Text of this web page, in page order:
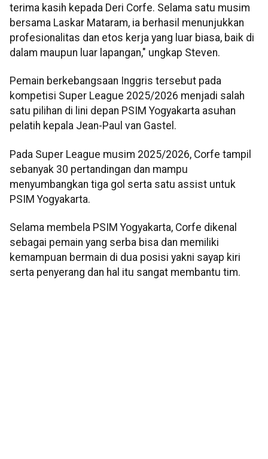
terima kasih kepada Deri Corfe. Selama satu musim
bersama Laskar Mataram, ia berhasil menunjukkan
profesionalitas dan etos kerja yang luar biasa, baik di
dalam maupun luar lapangan," ungkap Steven.
Pemain berkebangsaan Inggris tersebut pada
kompetisi Super League 2025/2026 menjadi salah
satu pilihan di lini depan PSIM Yogyakarta asuhan
pelatih kepala Jean-Paul van Gastel.
Pada Super League musim 2025/2026, Corfe tampil
sebanyak 30 pertandingan dan mampu
menyumbangkan tiga gol serta satu assist untuk
PSIM Yogyakarta.
Selama membela PSIM Yogyakarta, Corfe dikenal
sebagai pemain yang serba bisa dan memiliki
kemampuan bermain di dua posisi yakni sayap kiri
serta penyerang dan hal itu sangat membantu tim.